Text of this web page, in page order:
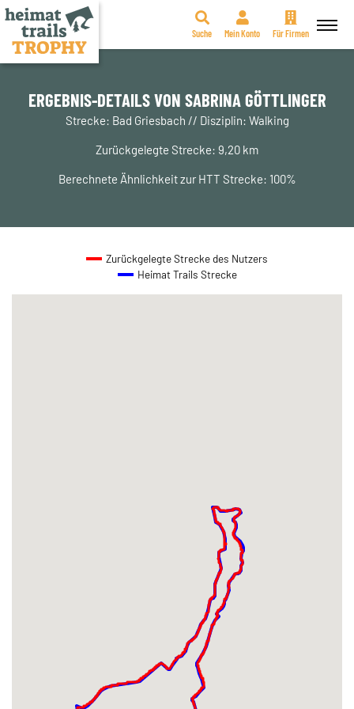
Zum
springen
Suche Mein Konto Für Firmen
ERGEBNIS-DETAILS VON SABRINA GÖTTLINGER
Strecke: Bad Griesbach // Disziplin: Walking
Zurückgelegte Strecke: 9,20 km
Berechnete Ähnlichkeit zur HTT Strecke: 100%
Zurückgelegte Strecke des Nutzers
Heimat Trails Strecke